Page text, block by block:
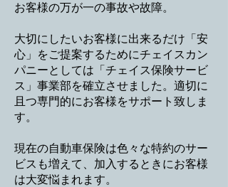
お客様の万が一の事故や故障。
大切にしたいお客様に出来るだけ「安
心」をご提案するためにチェイスカン
パニーとしては 「チェイス保険サービ
ス」 事業部を確立させました。適切に
且つ専門的にお客様をサポート致しま
す。
現在の自動車保険は色々な特約のサー
ビスも増えて、加入するときにお客様
は大変悩まれます。